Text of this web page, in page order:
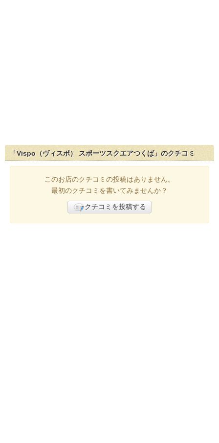
「Vispo（ヴィスポ） スポーツスクエアつくば」のクチコミ
このお店のクチコミの投稿はありません。
最初のクチコミを書いてみませんか？
クチコミを投稿する